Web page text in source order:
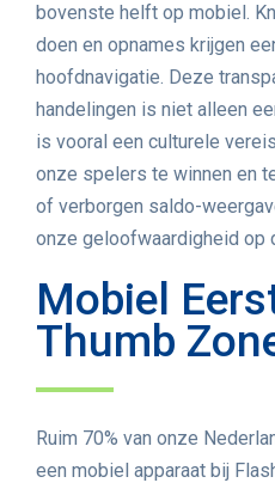
bovenste helft op mobiel.
doen en opnames krijgen
hoofdnavigatie. Deze
handelingen is niet alleen
is vooral een culturele
onze spelers te winnen en
of verborgen saldo-
onze geloofwaardigheid op
Mobiel
Thumb
Ruim 70% van onze
een mobiel apparaat bij